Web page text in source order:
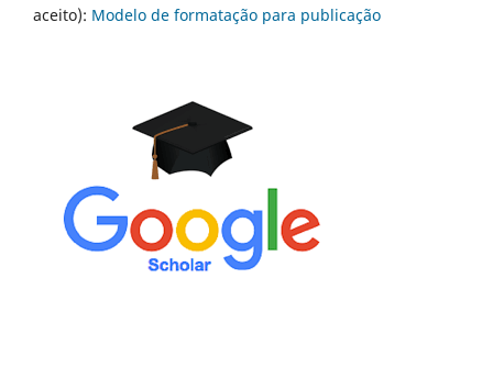
aceito): Modelo de formatação para publicação